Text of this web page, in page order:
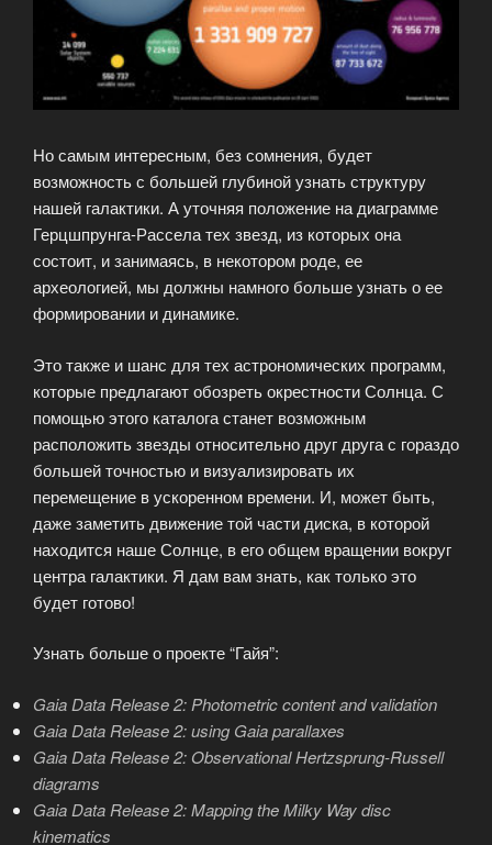
Но самым интересным, без сомнения, будет
возможность с большей глубиной узнать структуру
нашей галактики. А уточняя положение на диаграмме
Герцшпрунга-Рассела тех звезд, из которых она
состоит, и занимаясь, в некотором роде, ее
археологией, мы должны намного больше узнать о ее
формировании и динамике.
Это также и шанс для тех астрономических программ,
которые предлагают обозреть окрестности Солнца. С
помощью этого каталога станет возможным
расположить звезды относительно друг друга с гораздо
большей точностью и визуализировать их
перемещение в ускоренном времени. И, может быть,
даже заметить движение той части диска, в которой
находится наше Солнце, в его общем вращении вокруг
центра галактики. Я дам вам знать, как только это
будет готово!
Узнать больше о проекте “Гайя”:
Gaia Data Release 2: Photometric content and validation
Gaia Data Release 2: using Gaia parallaxes
Gaia Data Release 2: Observational Hertzsprung-Russell
diagrams
Gaia Data Release 2: Mapping the Milky Way disc
kinematics